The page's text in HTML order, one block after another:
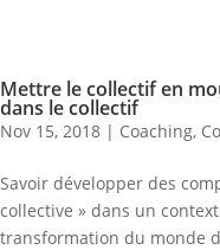
Mettre le collectif en
dans le collectif
Nov 15, 2018 | Coaching,
Savoir développer des
collective » dans un
transformation du monde